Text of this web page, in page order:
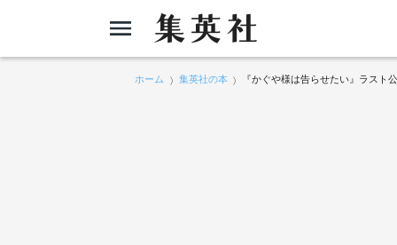
ホーム 集英社の本 『かぐや様は告らせたい』ラスト